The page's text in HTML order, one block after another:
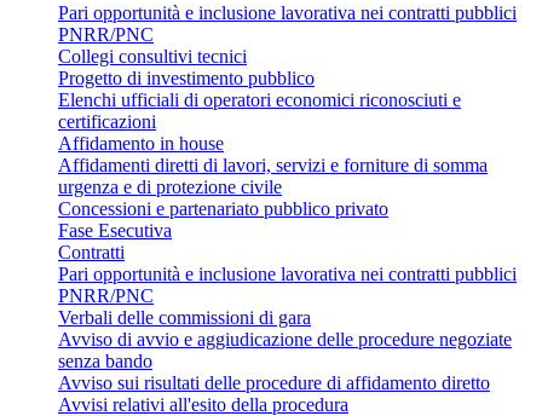
Pari opportunità e inclusione lavorativa nei contratti pubblici
PNRR/PNC
Collegi consultivi tecnici
Progetto di investimento pubblico
Elenchi ufficiali di operatori economici riconosciuti e
certificazioni
Affidamento in house
Affidamenti diretti di lavori, servizi e forniture di somma
urgenza e di protezione civile
Concessioni e partenariato pubblico privato
Fase Esecutiva
Contratti
Pari opportunità e inclusione lavorativa nei contratti pubblici
PNRR/PNC
Verbali delle commissioni di gara
Avviso di avvio e aggiudicazione delle procedure negoziate
senza bando
Avviso sui risultati delle procedure di affidamento diretto
Avvisi relativi all'esito della procedura